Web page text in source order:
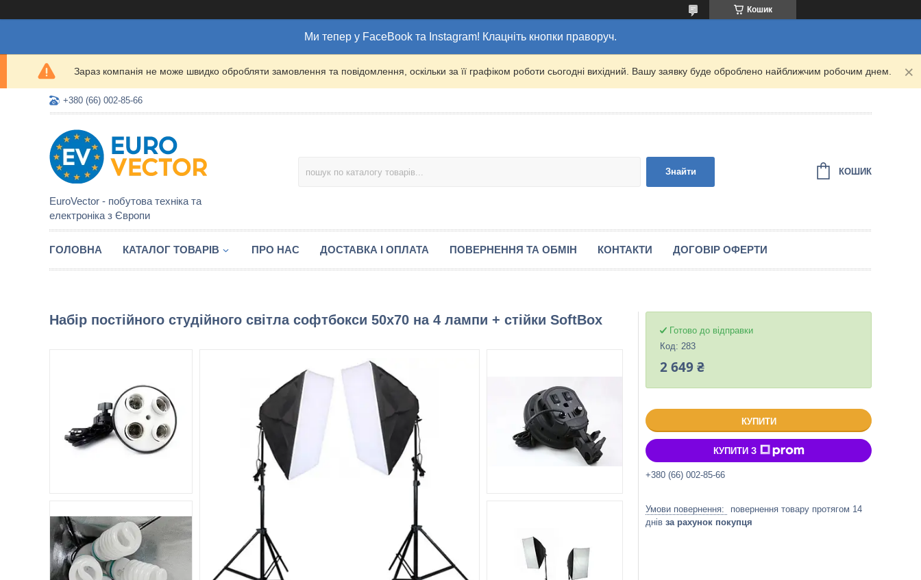
Кошик
Ми тепер у FaceBook та Instagram! Клацніть кнопки праворуч.
Зараз компанія не може швидко обробляти замовлення та повідомлення, оскільки за її графіком роботи сьогодні вихідний. Вашу заявку буде оброблено найближчим робочим днем.
+380 (66) 002-85-66
EuroVector - побутова техніка та
електроніка з Європи
Знайти КОШИК
ГОЛОВНА КАТАЛОГ ТОВАРІВ ПРО НАС ДОСТАВКА І ОПЛАТА ПОВЕРНЕННЯ ТА ОБМІН КОНТАКТИ ДОГОВІР ОФЕРТИ
Набір постійного студійного світла софтбокси 50x70 на 4 лампи + стійки SoftBox
Готово до відправки
Код: 283
2 649 ₴
КУПИТИ
КУПИТИ З
+380 (66) 002-85-66
повернення товару протягом 14
днів за рахунок покупця